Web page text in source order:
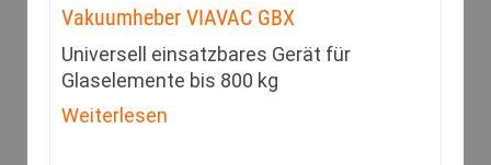
Vakuumheber VIAVAC GBX
Universell einsatzbares Gerät für
Glaselemente bis 800 kg
Weiterlesen